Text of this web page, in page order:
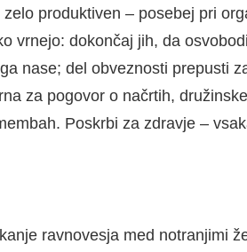
zelo produktiven – posebej pri
vrnejo: dokončaj jih, da
nase; del obveznosti prepusti
za pogovor o načrtih,
Poskrbi za zdravje –
ravnovesja med notranjimi